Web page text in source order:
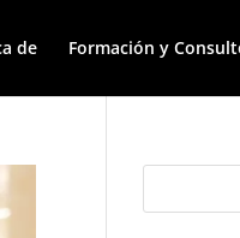
de Formación y